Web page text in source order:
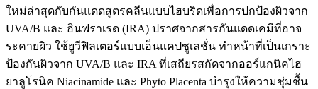
ใหม่ล่าสุดกับกันแดดสูตรคลีนแบบไฮบริดเพื่อการปกป้องผิวจาก
UVA/B และ อินฟราเรด (IRA) ปราศจากสารกันแดดเคมีที่อาจ
ระคายผิว ใช้ยูวีฟิลเตอร์แบบเอ็นแคปซูเลชั่น ทำหน้าที่เป็นเกราะ
ป้องกันผิวจาก UVA/B และ IRA ที่เสถียรสกัดจากออร์แกนิคไฮ
ยาลูโรนิค Niacinamide และ Phyto Placenta บำรุงให้ความชุ่มชื้น